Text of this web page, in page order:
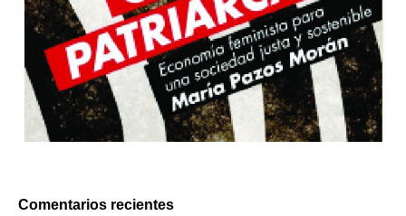
Comentarios recientes